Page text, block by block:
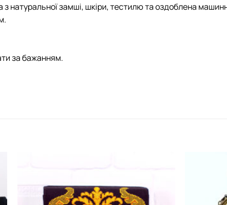
з натуральної замші, шкіри, тестилю та оздоблена
за бажанням.
виріб у
вибране